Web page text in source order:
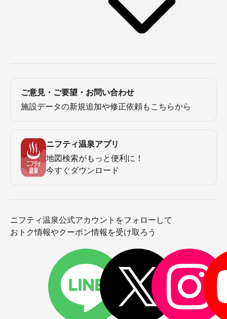
ご意見・ご要望・お問い合わせ
施設データの新規追加や修正依頼もこちらから
ニフティ温泉アプリ
地図検索がもっと便利に！
今すぐダウンロード
ニフティ温泉公式アカウントをフォローして
おトク情報やクーポン情報を受け取ろう